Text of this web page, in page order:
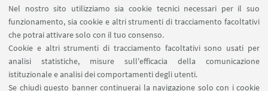
Nel nostro sito utilizziamo sia cookie tecnici necessari per il suo
funzionamento, sia cookie e altri strumenti di tracciamento facoltativi
che potrai attivare solo con il tuo consenso.
Cookie e altri strumenti di tracciamento facoltativi sono usati per
analisi statistiche, misure sull'efficacia della comunicazione
istituzionale e analisi dei comportamenti degli utenti.
Se chiudi questo banner continuerai la navigazione solo con i cookie
«
1 ... 8 9 10 11